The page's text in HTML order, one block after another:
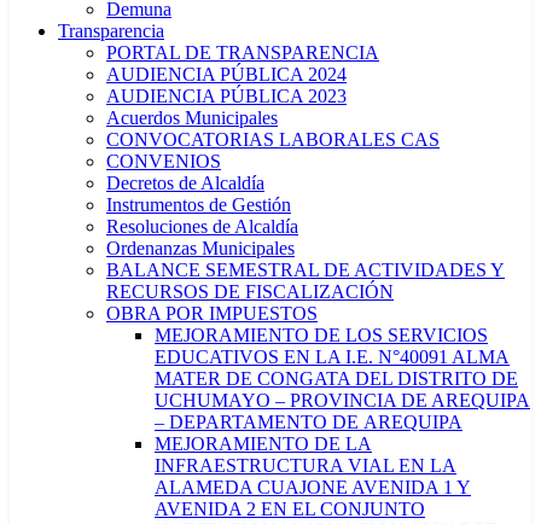
Demuna
Transparencia
PORTAL DE TRANSPARENCIA
AUDIENCIA PÚBLICA 2024
AUDIENCIA PÚBLICA 2023
Acuerdos Municipales
CONVOCATORIAS LABORALES CAS
CONVENIOS
Decretos de Alcaldía
Instrumentos de Gestión
Resoluciones de Alcaldía
Ordenanzas Municipales
BALANCE SEMESTRAL DE ACTIVIDADES Y
RECURSOS DE FISCALIZACIÓN
OBRA POR IMPUESTOS
MEJORAMIENTO DE LOS SERVICIOS
EDUCATIVOS EN LA I.E. N°40091 ALMA
MATER DE CONGATA DEL DISTRITO DE
UCHUMAYO – PROVINCIA DE AREQUIPA
– DEPARTAMENTO DE AREQUIPA
MEJORAMIENTO DE LA
INFRAESTRUCTURA VIAL EN LA
ALAMEDA CUAJONE AVENIDA 1 Y
AVENIDA 2 EN EL CONJUNTO